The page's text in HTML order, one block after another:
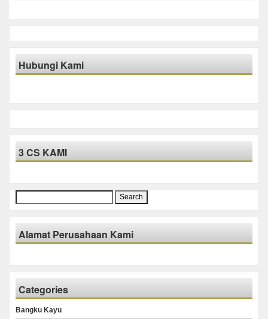
Hubungi Kami
3 CS KAMI
for:
Alamat Perusahaan Kami
Categories
Bangku Kayu